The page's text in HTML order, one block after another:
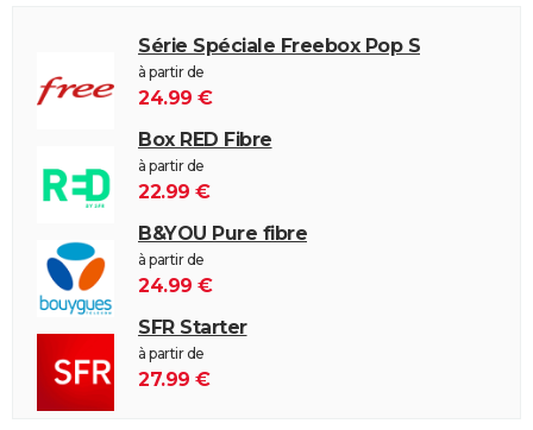
Série Spéciale Freebox Pop S
à partir de
24.99 €
Box RED Fibre
à partir de
22.99 €
B&YOU Pure fibre
à partir de
24.99 €
SFR Starter
à partir de
27.99 €